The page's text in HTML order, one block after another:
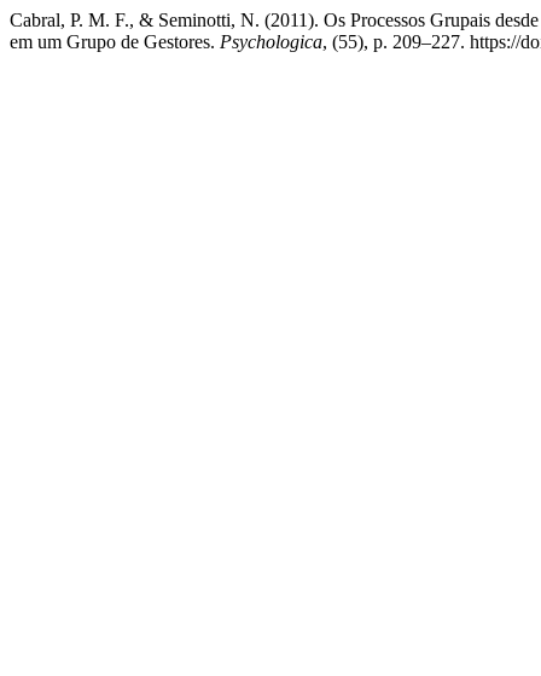
Cabral, P. M. F., & Seminotti, N. (2011). Os Processos Grupais
em um Grupo de Gestores. Psychologica, (55), p. 209–227. https://